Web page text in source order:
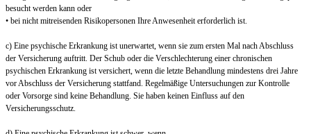
besucht werden kann oder
• bei nicht mitreisenden Risikopersonen Ihre Anwesenheit erforderlich ist.
c) Eine psychische Erkrankung ist unerwartet, wenn sie zum ersten Mal nach Abschluss
der Versicherung auftritt. Der Schub oder die Verschlechterung einer chronischen
psychischen Erkrankung ist versichert, wenn die letzte Behandlung mindestens drei Jahre
vor Abschluss der Versicherung stattfand. Regelmäßige Untersuchungen zur Kontrolle
oder Vorsorge sind keine Behandlung. Sie haben keinen Einfluss auf den
Versicherungsschutz.